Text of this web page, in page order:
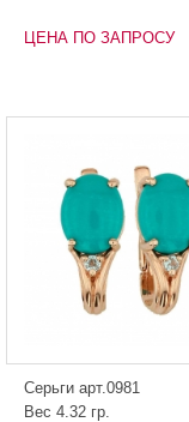
ЦЕНА ПО ЗАПРОСУ
Серьги арт.0981
Вес 4.32 гр.